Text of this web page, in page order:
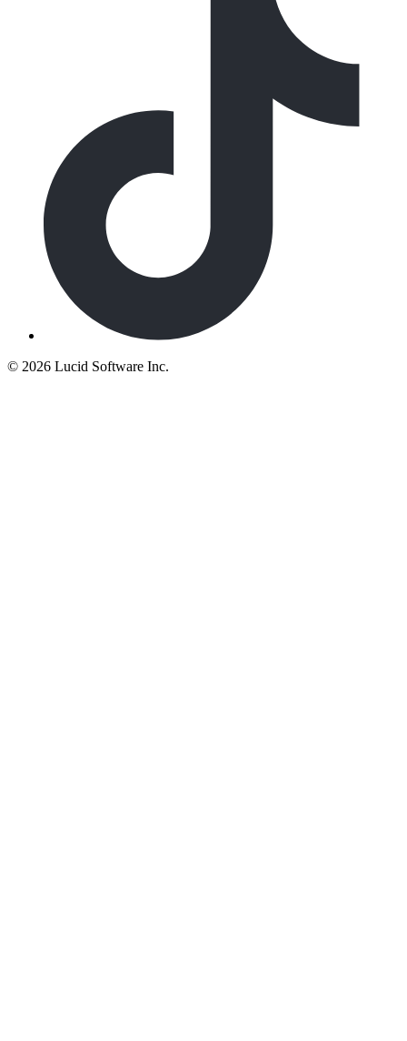
© 2026 Lucid Software Inc.